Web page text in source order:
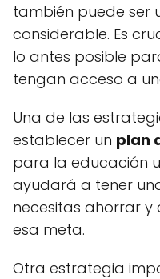
también puede ser
considerable. Es
lo antes posible
tengan acceso a
Una de las
establecer un plan
para la educación
ayudará a tener
necesitas ahorrar
esa meta.
Otra estrategia